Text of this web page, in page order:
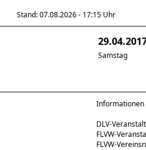
Stand: 07.08.2026 - 17:15 Uhr
Samstag
Informationen
DLV-
FLVW-
FLVW-